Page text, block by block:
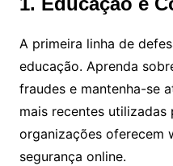
A primeira linha de
educação. Aprenda
fraudes e mantenha-se
mais recentes
organizações oferecem
segurança online.